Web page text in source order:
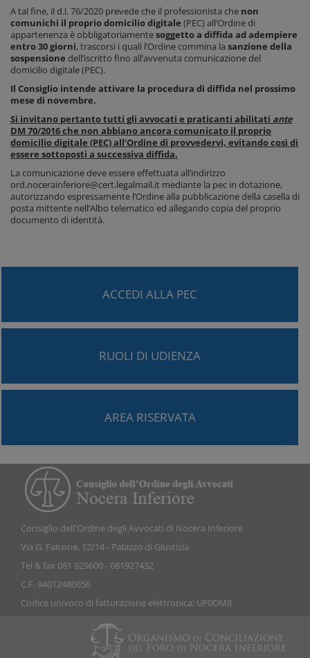
A tal fine, il d.l. 76/2020 prevede che il professionista che non
comunichi il proprio domicilio digitale (PEC) all’Ordine di
appartenenza è obbligatoriamentesoggetto a diffida ad adempiere
entro 30 giorni, trascorsi i quali l’Ordine commina la sanzione della
sospensione dell’iscritto fino all’avvenuta comunicazione del
domicilio digitale (PEC).
Il Consiglio intende attivare la procedura di diffida nel prossimo
mese di novembre.
Si invitano pertanto tutti gli avvocati e praticanti abilitati ante
DM 70/2016 che non abbiano ancora comunicato il proprio
domicilio digitale (PEC) all’Ordine di provvedervi, evitando così di
essere sottoposti a successiva diffida.
La comunicazione deve essere effettuata all’indirizzo
ord.nocerainferiore@cert.legalmail.it mediante la pec in dotazione,
autorizzando espressamente l’Ordine alla pubblicazione della casella di
posta mittente nell’Albo telematico ed allegando copia del proprio
documento di identità.
ACCEDI ALLA PEC
RUOLI DI UDIENZA
AREA RISERVATA
Consiglio dell'Ordine degli Avvocati di Nocera Inferiore
Via G. Falcone, 12/14 - Palazzo di Giustizia
Tel & fax 081 929600 - 081927432
C.F. 94012480656
Codice univoco di fatturazione elettronica: UF0DM8